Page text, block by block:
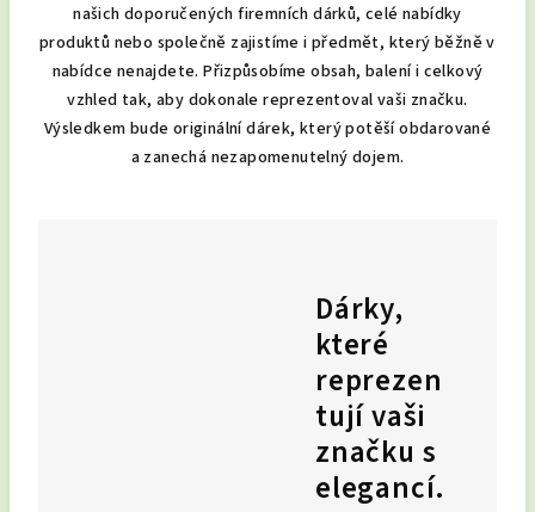
našich doporučených firemních dárků, celé nabídky
produktů nebo společně zajistíme i předmět, který běžně v
nabídce nenajdete. Přizpůsobíme obsah, balení i celkový
vzhled tak, aby dokonale reprezentoval vaši značku.
Výsledkem bude originální dárek, který potěší obdarované
a zanechá nezapomenutelný dojem.
Dárky,
které
reprezen
tují vaši
značku s
elegancí.